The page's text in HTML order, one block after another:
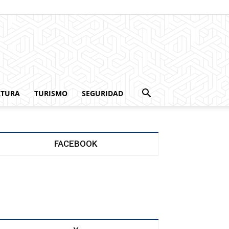
TURISMO SEGURIDAD
FACEBOOK